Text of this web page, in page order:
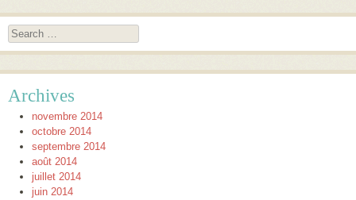
Search
Archives
novembre 2014
octobre 2014
septembre 2014
août 2014
juillet 2014
juin 2014